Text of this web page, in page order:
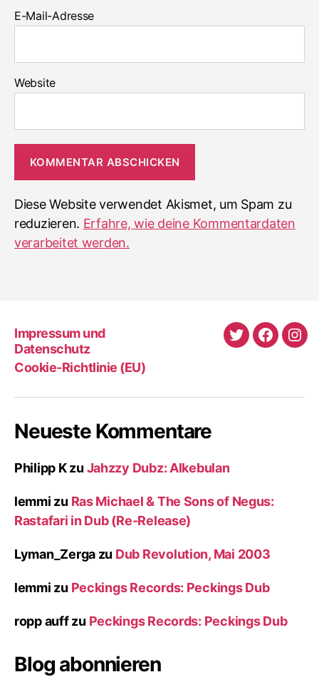
E-Mail-Adresse
Website
Diese Website verwendet Akismet, um Spam zu
reduzieren. Erfahre, wie deine Kommentardaten
verarbeitet werden.
Impressum und
Datenschutz
Cookie-Richtlinie (EU)
Twitter
Neueste Kommentare
Philipp Kzu Jahzzy Dubz: Alkebulan
lemmi zu Ras Michael & The Sons of Negus:
Rastafari in Dub (Re-Release)
Lyman_Zerga zu Dub Revolution, Mai 2003
lemmi zu Peckings Records: Peckings Dub
ropp auffzu Peckings Records: Peckings Dub
Blog abonnieren